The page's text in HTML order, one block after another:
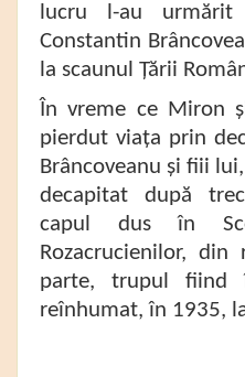
lucru l-au urmărit
Constantin
la scaunul Țării
În vreme ce Miron
pierdut viața prin
Brâncoveanu și fiii
decapitat după
capul dus în
Rozacrucienilor,
parte, trupul fiind
reînhumat, în 1935,